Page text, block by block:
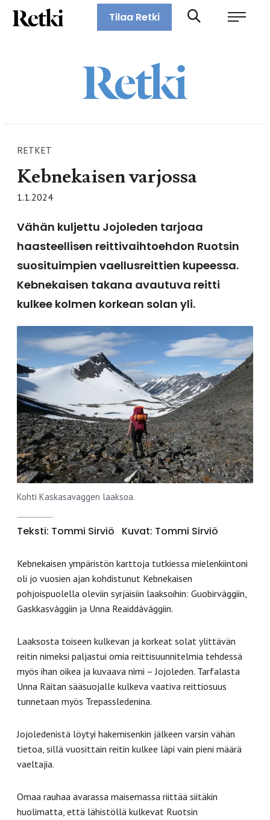
Siirry
suoraan
Retki-lehti
Tilaa Retki
RETKET
Kebnekaisen varjossa
1.1.2024
Vähän kuljettu Jojoleden tarjoaa
haasteellisen reittivaihtoehdon Ruotsin
suosituimpien vaellusreittien kupeessa.
Kebnekaisen takana avautuva reitti
kulkee kolmen korkean solan yli.
Kohti Kaskasavaggen laaksoa.
Teksti: Tommi Sirviö Kuvat: Tommi Sirviö
Kebnekaisen ympäristön karttoja tutkiessa mielenkiintoni
oli jo vuosien ajan kohdistunut Kebnekaisen
pohjoispuolella oleviin syrjäisiin laaksoihin: Guobirvággiin,
Gaskkasvággiin ja Unna Reaiddávággiin.
Laaksosta toiseen kulkevan ja korkeat solat ylittävän
reitin nimeksi paljastui omia reittisuunnitelmia tehdessä
myös ihan oikea ja kuvaava nimi – Jojoleden. Tarfalasta
Unna Räitan sääsuojalle kulkeva vaativa reittiosuus
tunnetaan myös Trepassledenina.
Jojoledenistä löytyi hakemisenkin jälkeen varsin vähän
tietoa, sillä vuosittain reitin kulkee läpi vain pieni määrä
vaeltajia.
Omaa rauhaa avarassa maisemassa riittää siitäkin
huolimatta, että lähistöllä kulkevat Ruotsin